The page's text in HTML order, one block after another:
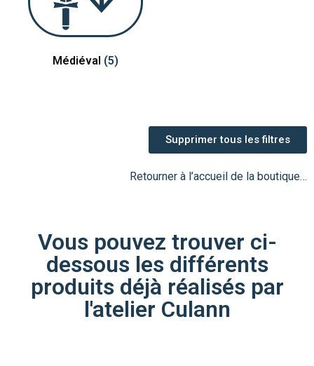
Médiéval (5)
Supprimer tous les filtres
Retourner à l’accueil de la boutique…
Vous pouvez trouver ci-
dessous les différents
produits déjà réalisés par
l'atelier Culann